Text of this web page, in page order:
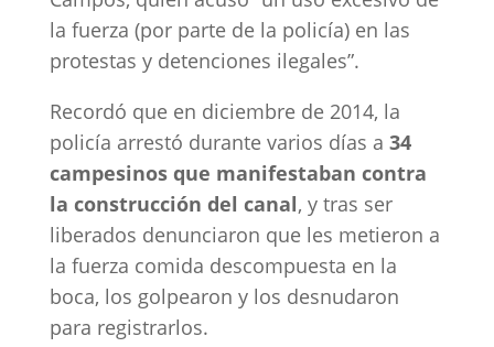
la fuerza (por parte de la policía) en las
protestas y detenciones ilegales”.
Recordó que en diciembre de 2014, la
policía arrestó durante varios días a 34
campesinos que manifestaban contra
la construcción del canal, y tras ser
liberados denunciaron que les metieron a
la fuerza comida descompuesta en la
boca, los golpearon y los desnudaron
para registrarlos.